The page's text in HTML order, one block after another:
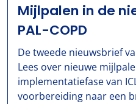
Mijlpalen in de
PAL-COPD
De tweede nieuwsbrief
Lees over nieuwe
implementatiefase van
voorbereiding naar een